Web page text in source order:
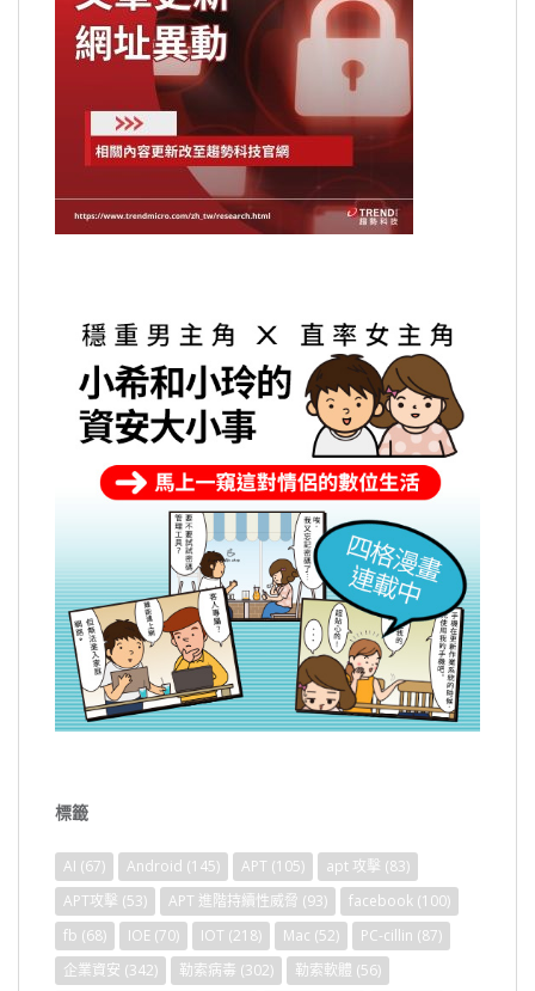
標籤
AI (67) Android (145) APT (105) apt 攻擊 (83)
APT攻擊 (53) APT 進階持續性威脅 (93) facebook (100)
fb (68) IOE (70) IOT (218) Mac (52) PC-cillin (87)
企業資安 (342) 勒索病毒 (302) 勒索軟體 (56)